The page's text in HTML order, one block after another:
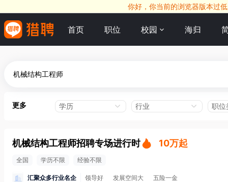
你好，你当前的浏览器版本过
首页 职位 校园 海归
更多 学历 行业 职位
机械结构工程师招聘专场进行时 10万起
全国 学历不限 经验不限
汇聚众多行业名企 领导好 发展空间大 五险一金